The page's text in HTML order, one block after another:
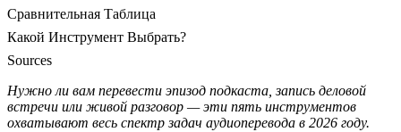
Сравнительная Таблица
Какой Инструмент Выбрать?
Sources
Нужно ли вам перевести эпизод подкаста, запись деловой
встречи или живой разговор — эти пять инструментов
охватывают весь спектр задач аудиоперевода в 2026 году.